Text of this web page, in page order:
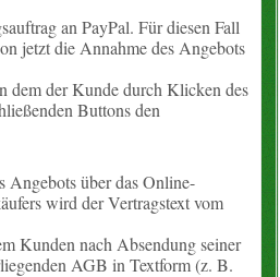
an PayPal. Für diesen Fall
jetzt die Annahme des Angebots
der Kunde durch Klicken des
Buttons den
Angebots über das Online-
wird der Vertragstext vom
nach Absendung seiner
AGB in Textform (z. B.